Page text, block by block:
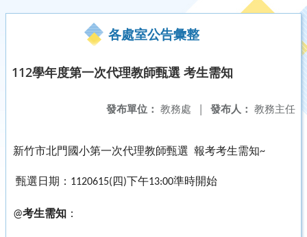
各處室公告彙整
112學年度第一次代理教師甄選 考生需知
發布人： 教務主任
發布單位： 教務處 |
新竹市北門國小第一次代理教師甄選 報考考生需知~
甄選日期：1120615(四)下午13:00準時開始
@考生需知 ：